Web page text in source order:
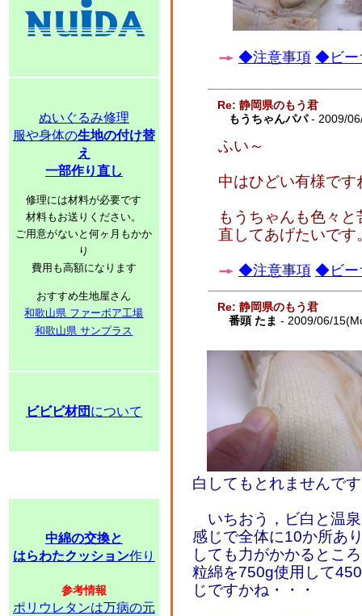
ぬいぐるみ修理
服や身体の生地の付け替
え
一部作り直し
修理には材料が必要です
材料もお送りください。
ご用意がないと何ヶ月もかか
り
費用も高額になります
おすすめ生地屋さん
和歌山県 ファーボア工場
和歌山県 サンプラス
ビビビ材団 について
中綿の交換と
はらわたクッション作り
参考情報
ポリウレタンは万病の元
◆注意事項 ◆ビー
Re: 静岡県のもう君
もうちゃんパパ- 2009/
ふい～
中はひどい有様です
もうちゃんも色々
直してあげたいです
◆注意事項 ◆ビー
Re: 静岡県のもう君
番頭 たま - 2009/06/
白してもとれませんで
いちおう，ビ白と温
感じで全体に10か所あ
しても力がかかるとこ
粒綿を750g使用して
じですかね・・・